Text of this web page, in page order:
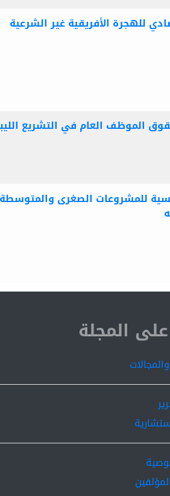
للهجرة الأفريقية غير الشرعية
الموظف العام في التشريع
للمشروعات الصغرى
ISSN
المجلة